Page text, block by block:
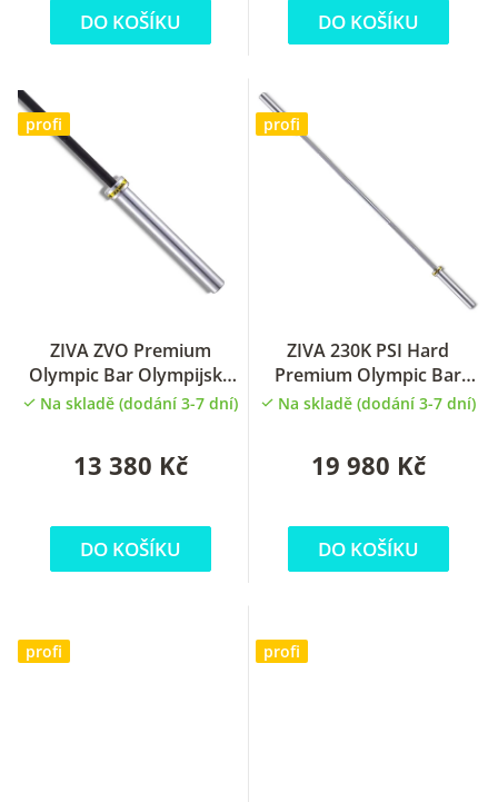
DO KOŠÍKU DO KOŠÍKU
profi
ZIVA ZVO Premium
Olympic Bar Olympijská
oska 220cm
Na skladě (dodání 3-7 dní)
13 380 Kč
DO KOŠÍKU
profi
ZIVA 230K PSI Hard
Premium Olympic Bar
Olympijská oska 200cm
Na skladě (dodání 3-7 dní)
19 980 Kč
DO KOŠÍKU
profi profi